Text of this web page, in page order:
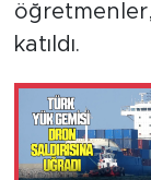
katıldı.